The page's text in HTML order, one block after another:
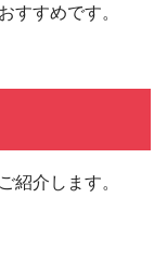
すすめです。
紹介します。